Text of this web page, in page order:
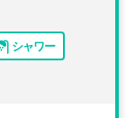
シャワー